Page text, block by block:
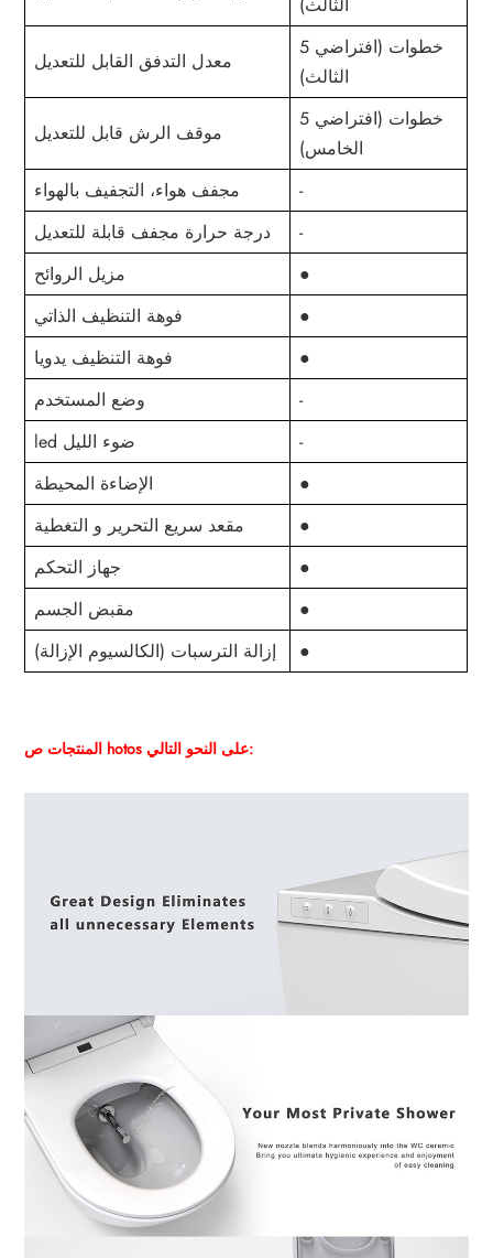
الثالث)
معدل التدفق القابل للتعديل
5 خطوات (افتراضي
الثالث)
موقف الرش قابل للتعديل
5 خطوات (افتراضي
الخامس)
مجفف هواء، التجفيف بالهواء
-
درجة حرارة مجفف قابلة للتعديل
-
مزيل الروائح
●
فوهة التنظيف الذاتي
●
فوهة التنظيف يدويا
●
وضع المستخدم
-
led ضوء الليل
-
الإضاءة المحيطة
●
مقعد سريع التحرير و التغطية
●
جهاز التحكم
●
مقبض الجسم
●
إزالة الترسبات (الكالسيوم الإزالة)
●
المنتجات ص hotos على النحو التالي: